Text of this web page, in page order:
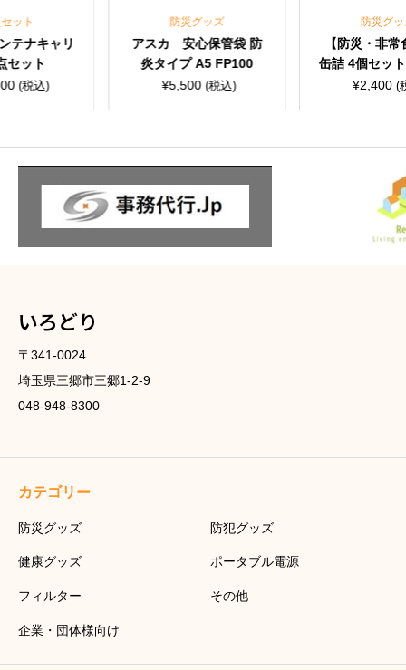
アスカ 安心保管袋 防
炎タイプ A5 FP100
【防災・非常食】パン
缶詰 4個セット【ギフト
セット】保存食/備蓄食
いろどり
〒341-0024
埼玉県三郷市三郷1-2-9
048-948-8300
カテゴリー
防災グッズ 防犯グッズ
健康グッズ ポータブル電源
フィルター その他
企業・団体様向け